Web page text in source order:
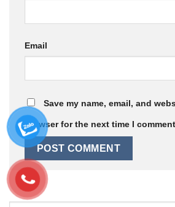
Email
Save my name, email, and
browser for the next time I